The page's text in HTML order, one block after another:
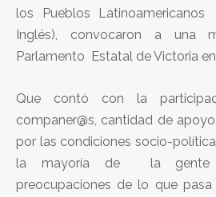
los Pueblos
Inglés), convocaron a una
Parlamento Estatal de Victoria
Que contó con la
companer@s, cantidad de
por las condiciones socio-
la mayoría de la gente
preocupaciones de lo que